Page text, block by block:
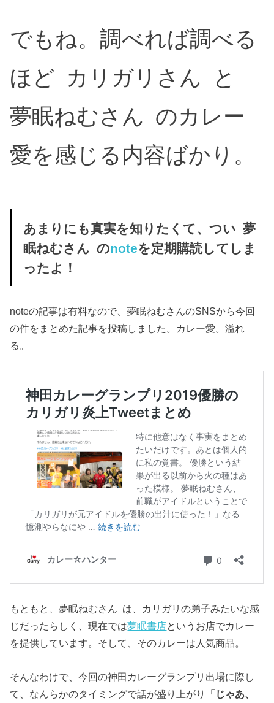
でもね。調べれば調べる
ほど カリガリさん と
夢眠ねむさん のカレー
愛を感じる内容ばかり。
あまりにも真実を知りたくて、つい 夢
眠ねむさん のnoteを定期購読してしま
ったよ！
noteの記事は有料なので、夢眠ねむさんのSNSから今回
の件をまとめた記事を投稿しました。カレー愛。溢れ
る。
もともと、夢眠ねむさん は、カリガリの弟子みたいな感
じだったらしく、現在では夢眠書店というお店でカレー
を提供しています。そして、そのカレーは人気商品。
そんなわけで、今回の神田カレーグランプリ出場に際し
て、なんらかのタイミングで話が盛り上がり 「じゃあ、